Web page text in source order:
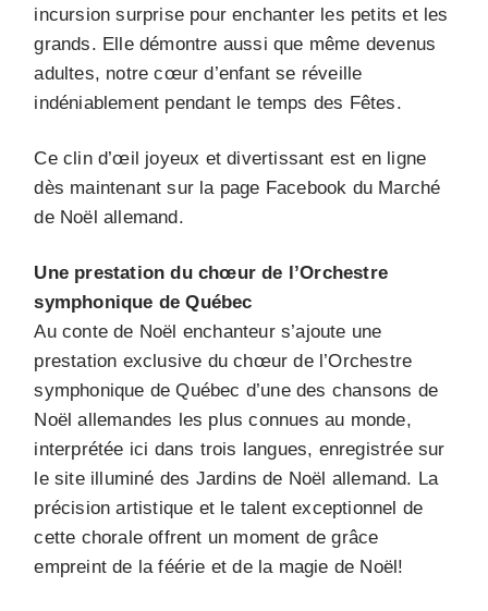
incursion surprise pour enchanter les petits et les
grands. Elle démontre aussi que même devenus
adultes, notre cœur d’enfant se réveille
indéniablement pendant le temps des Fêtes.
Ce clin d’œil joyeux et divertissant est en ligne
dès maintenant sur la page Facebook du Marché
de Noël allemand.
Une prestation du chœur de l’Orchestre
symphonique de Québec
Au conte de Noël enchanteur s’ajoute une
prestation exclusive du chœur de l’Orchestre
symphonique de Québec d’une des chansons de
Noël allemandes les plus connues au monde,
interprétée ici dans trois langues, enregistrée sur
le site illuminé des Jardins de Noël allemand. La
précision artistique et le talent exceptionnel de
cette chorale offrent un moment de grâce
empreint de la féérie et de la magie de Noël!